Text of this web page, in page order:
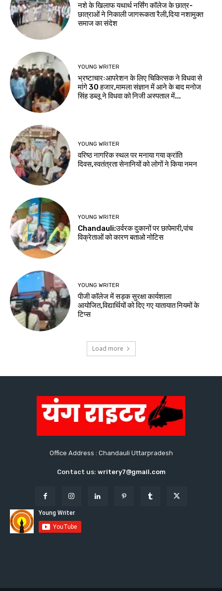
नशे के खिलाफ यथार्थ नर्सिंग कॉलेज के छात्र-
छात्राओं ने निकाली जागरूकता रैली,दिया नशामुक्त
समाज का संदेश
YOUNG WRITER
भ्रष्टाचारःआपरेशन के लिए चिकित्सक ने विधवा से
मांगे 30 हजार,मामला संज्ञान में आने के बाद मनोज
सिंह डब्लू ने विधवा को निजी अस्पताल में...
YOUNG WRITER
वरिष्ठ नागरिक स्थल पर मनाया गया क्रांति
दिवस,स्वतंत्रता सेनानियों को लोगों ने किया नमन
YOUNG WRITER
Chandauli:उर्वरक दुकानों पर छापेमारी,पांच
विक्रेताओं को कारण बताओ नोटिस
YOUNG WRITER
पीजी कॉलेज में सड़क सुरक्षा कार्यशाला
आयोजित,विद्यार्थियों को दिए गए यातायात नियमों के
टिप्स
Load more
Office Address : Chandauli Uttarpradesh
Contact us: writery7@gmail.com